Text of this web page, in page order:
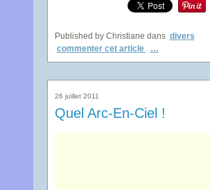
Published by Christiane dans divers
commenter cet article
…
26 juillet 2011
Quel Arc-En-Ciel !